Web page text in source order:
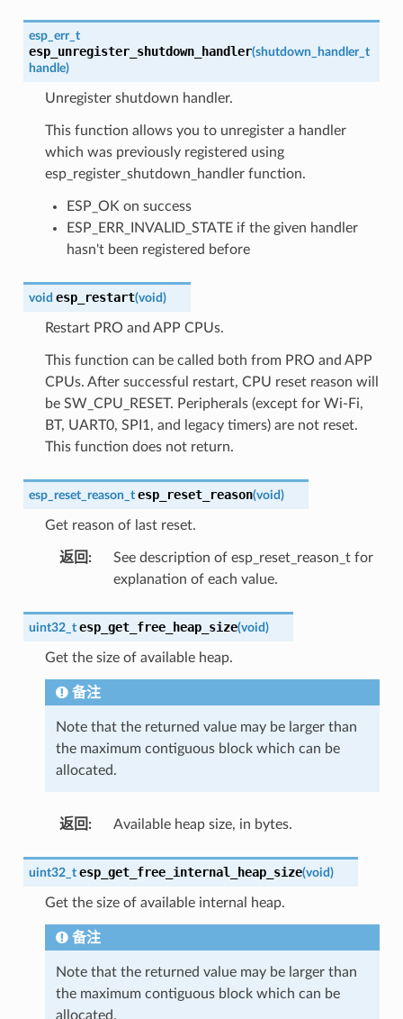
esp_err_t
esp_unregister_shutdown_handler(shutdown_handler_t
handle)
Unregister shutdown handler.
This function allows you to unregister a handler
which was previously registered using
esp_register_shutdown_handler function.
ESP_OK on success
ESP_ERR_INVALID_STATE if the given handler
hasn't been registered before
void esp_restart(void)
Restart PRO and APP CPUs.
This function can be called both from PRO and APP
CPUs. After successful restart, CPU reset reason will
be SW_CPU_RESET. Peripherals (except for Wi-Fi,
BT, UART0, SPI1, and legacy timers) are not reset.
This function does not return.
esp_reset_reason_t esp_reset_reason(void)
Get reason of last reset.
返回 :
See description of esp_reset_reason_t for
explanation of each value.
uint32_t esp_get_free_heap_size(void)
Get the size of available heap.
备注
Note that the returned value may be larger than
the maximum contiguous block which can be
allocated.
返回 : Available heap size, in bytes.
uint32_t esp_get_free_internal_heap_size(void)
Get the size of available internal heap.
备注
Note that the returned value may be larger than
the maximum contiguous block which can be
allocated.